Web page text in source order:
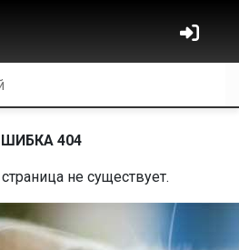
404
не существует.